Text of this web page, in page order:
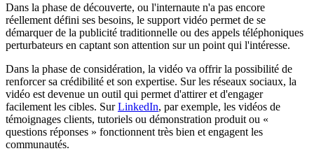
Dans la phase de découverte, ou l'internaute n'a pas encore
réellement défini ses besoins, le support vidéo permet de se
démarquer de la publicité traditionnelle ou des appels téléphoniques
perturbateurs en captant son attention sur un point qui l'intéresse.
Dans la phase de considération, la vidéo va offrir la possibilité de
renforcer sa crédibilité et son expertise. Sur les réseaux sociaux, la
vidéo est devenue un outil qui permet d'attirer et d'engager
facilement les cibles. SurLinkedIn, par exemple, les vidéos de
témoignages clients, tutoriels ou démonstration produit ou «
questions réponses » fonctionnent très bien et engagent les
communautés.